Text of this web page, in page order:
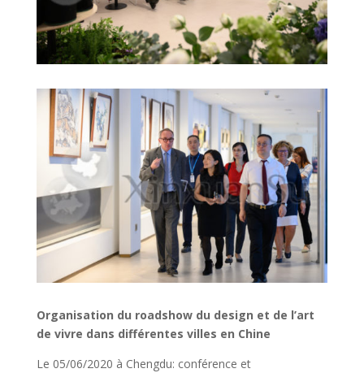
Organisation du roadshow du design et de l’art
de vivre dans différentes villes en Chine
Le 05/06/2020 à Chengdu: conférence et